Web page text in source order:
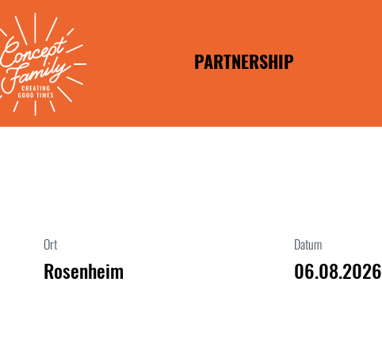
PARTNERSHIP
Ort
Rosenheim
Datum
06.08.2026